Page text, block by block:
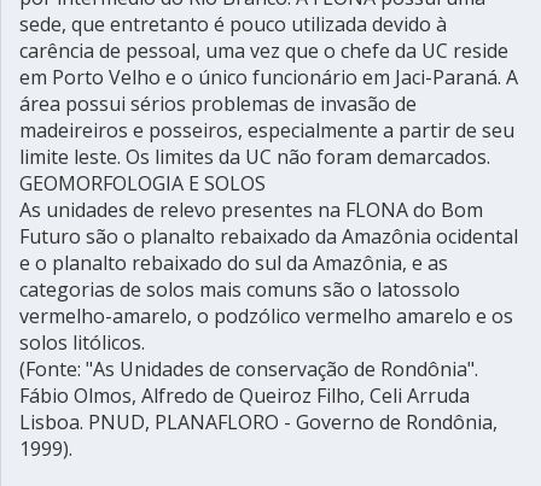
sede, que entretanto é pouco utilizada devido à
carência de pessoal, uma vez que o chefe da UC reside
em Porto Velho e o único funcionário em Jaci-Paraná. A
área possui sérios problemas de invasão de
madeireiros e posseiros, especialmente a partir de seu
limite leste. Os limites da UC não foram demarcados.
GEOMORFOLOGIA E SOLOS
As unidades de relevo presentes na FLONA do Bom
Futuro são o planalto rebaixado da Amazônia ocidental
e o planalto rebaixado do sul da Amazônia, e as
categorias de solos mais comuns são o latossolo
vermelho-amarelo, o podzólico vermelho amarelo e os
solos litólicos.
(Fonte: "As Unidades de conservação de Rondônia".
Fábio Olmos, Alfredo de Queiroz Filho, Celi Arruda
Lisboa. PNUD, PLANAFLORO - Governo de Rondônia,
1999).